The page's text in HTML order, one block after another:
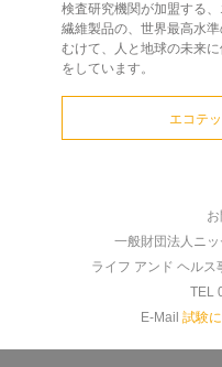
検査研究機関が加盟する
繊維製品の、世界最高水
むけて、人と地球の未来
をしています。
エコテ
一般財団法人ニ
ライフ アンド ヘル
TEL
E-Mail 試験